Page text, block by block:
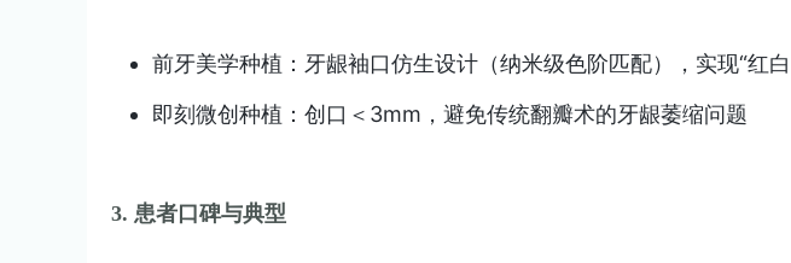
前牙美学种植：牙龈袖口仿生设计（纳米级色阶匹配），实现“红
即刻微创种植：创口＜3mm，避免传统翻瓣术的牙龈萎缩问题
3. 患者口碑与典型